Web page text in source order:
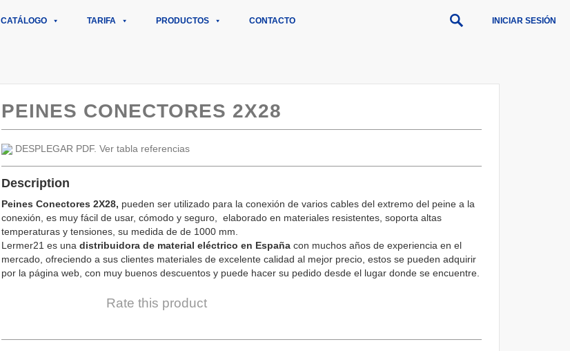
CATÁLOGO TARIFA PRODUCTOS CONTACTO INICIAR SESIÓN
PEINES CONECTORES 2X28
DESPLEGAR PDF. Ver tabla referencias
Description
Peines Conectores 2X28, pueden ser utilizado para la conexión de varios cables del extremo del peine a la
conexión, es muy fácil de usar, cómodo y seguro, elaborado en materiales resistentes, soporta altas
temperaturas y tensiones, su medida de de 1000 mm.
Lermer21 es una distribuidora de material eléctrico en Españacon muchos años de experiencia en el
mercado, ofreciendo a sus clientes materiales de excelente calidad al mejor precio, estos se pueden adquirir
por la página web, con muy buenos descuentos y puede hacer su pedido desde el lugar donde se encuentre.
Rate this product